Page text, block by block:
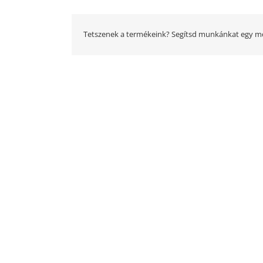
Tetszenek a termékeink? Segítsd munkánkat egy